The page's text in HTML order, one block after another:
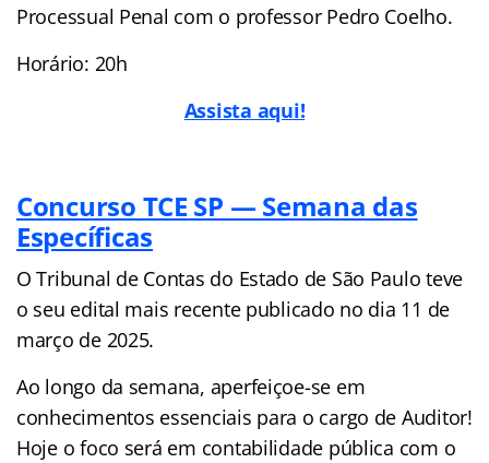
Processual Penal com o professor Pedro Coelho.
Horário: 20h
Assista aqui!
Concurso TCE SP — Semana das
Específicas
O Tribunal de Contas do Estado de São Paulo teve
o seu edital mais recente publicado no dia 11 de
março de 2025.
Ao longo da semana, aperfeiçoe-se em
conhecimentos essenciais para o cargo de Auditor!
Hoje o foco será em contabilidade pública com o